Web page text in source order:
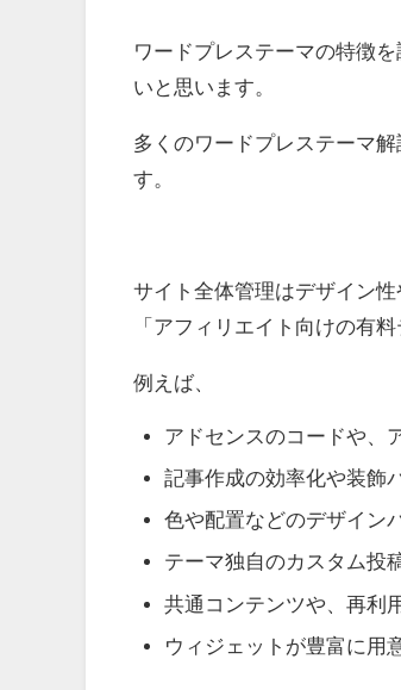
ワードプレステーマの特徴
いと思います。
多くのワードプレステーマ
す。
サイト全体管理はデザイン
「アフィリエイト向けの有
例えば、
アドセンスのコードや、
記事作成の効率化や装飾
色や配置などのデザイン
テーマ独自のカスタム投
共通コンテンツや、再利
ウィジェットが豊富に用